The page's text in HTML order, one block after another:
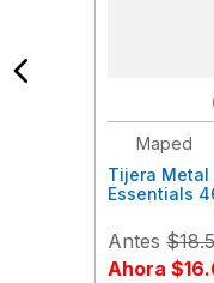
Maped
Tijera Metal
Essentials
Antes
Ahora